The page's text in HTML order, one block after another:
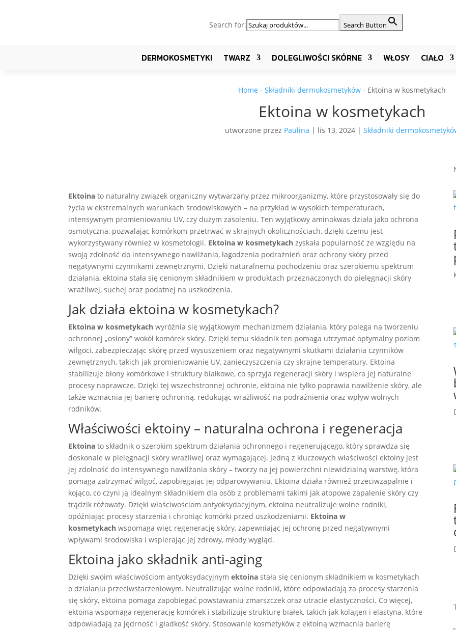
Search for: Search Button
DERMOKOSMETYKI TWARZ DOLEGLIWOŚCI SKÓRNE WŁOSY CIAŁO
Home - Składniki dermokosmetyków - Ektoina w kosmetykach
Ektoina w kosmetykach
utworzone przez Paulina | lis 13, 2024| Składniki
Ektoina to naturalny związek organiczny wytwarzany przez mikroorganizmy, które przystosowały się do
życia w ekstremalnych warunkach środowiskowych – na przykład w wysokich temperaturach,
intensywnym promieniowaniu UV, czy dużym zasoleniu. Ten wyjątkowy aminokwas działa jako ochrona
osmotyczna, pozwalając komórkom przetrwać w skrajnych okolicznościach, dzięki czemu jest
wykorzystywany również w kosmetologii. Ektoina w kosmetykach zyskała popularność ze względu na
swoją zdolność do intensywnego nawilżania, łagodzenia podrażnień oraz ochrony skóry przed
negatywnymi czynnikami zewnętrznymi. Dzięki naturalnemu pochodzeniu oraz szerokiemu spektrum
działania, ektoina stała się cenionym składnikiem w produktach przeznaczonych do pielęgnacji skóry
wrażliwej, suchej oraz podatnej na uszkodzenia.
Jak działa ektoina w kosmetykach?
Ektoina w kosmetykach wyróżnia się wyjątkowym mechanizmem działania, który polega na tworzeniu
ochronnej „osłony” wokół komórek skóry. Dzięki temu składnik ten pomaga utrzymać optymalny poziom
wilgoci, zabezpieczając skórę przed wysuszeniem oraz negatywnymi skutkami działania czynników
zewnętrznych, takich jak promieniowanie UV, zanieczyszczenia czy skrajne temperatury. Ektoina
stabilizuje błony komórkowe i struktury białkowe, co sprzyja regeneracji skóry i wspiera jej naturalne
procesy naprawcze. Dzięki tej wszechstronnej ochronie, ektoina nie tylko poprawia nawilżenie skóry, ale
także wzmacnia jej barierę ochronną, redukując wrażliwość na podrażnienia oraz wpływ wolnych
rodników.
Właściwości ektoiny – naturalna ochrona i regeneracja
Ektoina to składnik o szerokim spektrum działania ochronnego i regenerującego, który sprawdza się
doskonale w pielęgnacji skóry wrażliwej oraz wymagającej. Jedną z kluczowych właściwości ektoiny jest
jej zdolność do intensywnego nawilżania skóry – tworzy na jej powierzchni niewidzialną warstwę, która
pomaga zatrzymać wilgoć, zapobiegając jej odparowywaniu. Ektoina działa również przeciwzapalnie i
kojąco, co czyni ją idealnym składnikiem dla osób z problemami takimi jak atopowe zapalenie skóry czy
trądzik różowaty. Dzięki właściwościom antyoksydacyjnym, ektoina neutralizuje wolne rodniki,
opóźniając procesy starzenia i chroniąc komórki przed uszkodzeniami. Ektoina w
kosmetykach wspomaga więc regenerację skóry, zapewniając jej ochronę przed negatywnymi
wpływami środowiska i wspierając jej zdrowy, młody wygląd.
Ektoina jako składnik anti-aging
Dzięki swoim właściwościom antyoksydacyjnymektoina stała się cenionym składnikiem w kosmetykach
o działaniu przeciwstarzeniowym. Neutralizując wolne rodniki, które odpowiadają za procesy starzenia
się skóry, ektoina pomaga zapobiegać powstawaniu zmarszczek oraz utracie elastyczności. Co więcej,
ektoina wspomaga regenerację komórek i stabilizuje strukturę białek, takich jak kolagen i elastyna, które
odpowiadają za jędrność i gładkość skóry. Stosowanie kosmetyków z ektoiną wzmacnia barierę